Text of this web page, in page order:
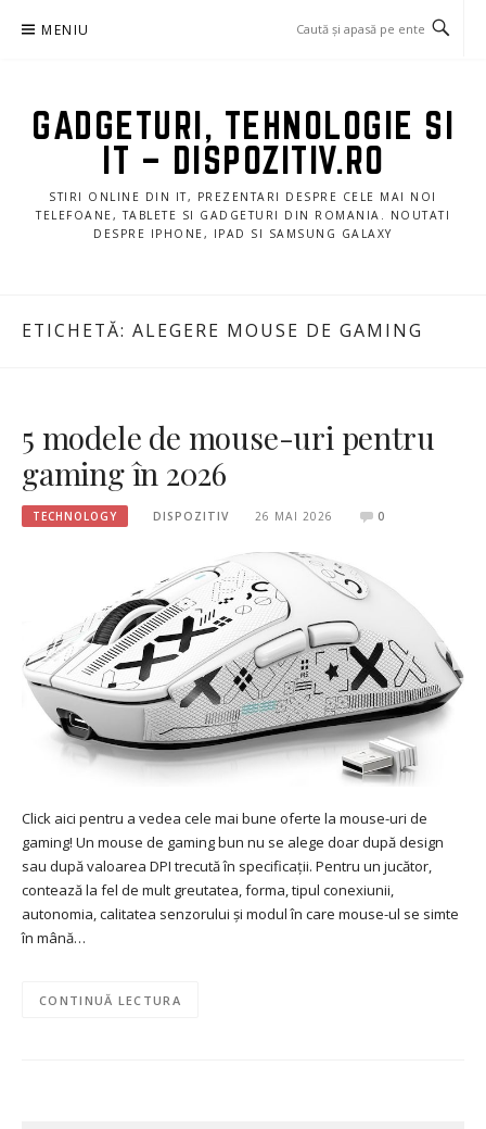
MENIU
GADGETURI, TEHNOLOGIE SI
IT – DISPOZITIV.RO
STIRI ONLINE DIN IT, PREZENTARI DESPRE CELE MAI NOI
TELEFOANE, TABLETE SI GADGETURI DIN ROMANIA. NOUTATI
DESPRE IPHONE, IPAD SI SAMSUNG GALAXY
ETICHETĂ: ALEGERE MOUSE DE GAMING
5 modele de mouse-uri pentru
gaming în 2026
TECHNOLOGY DISPOZITIV 26 MAI 2026 0
Click aici pentru a vedea cele mai bune oferte la mouse-uri de
gaming! Un mouse de gaming bun nu se alege doar după design
sau după valoarea DPI trecută în specificații. Pentru un jucător,
contează la fel de mult greutatea, forma, tipul conexiunii,
autonomia, calitatea senzorului și modul în care mouse-ul se simte
în mână…
CONTINUĂ LECTURA